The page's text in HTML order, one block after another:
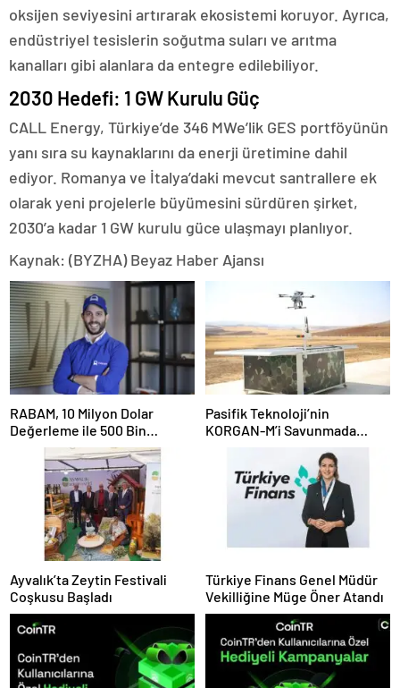
oksijen seviyesini artırarak ekosistemi koruyor. Ayrıca,
endüstriyel tesislerin soğutma suları ve arıtma
kanalları gibi alanlara da entegre edilebiliyor.
2030 Hedefi: 1 GW Kurulu Güç
CALL Energy, Türkiye’de 346 MWe’lik GES portföyünün
yanı sıra su kaynaklarını da enerji üretimine dahil
ediyor. Romanya ve İtalya’daki mevcut santrallere ek
olarak yeni projelerle büyümesini sürdüren şirket,
2030’a kadar 1 GW kurulu güce ulaşmayı planlıyor.
Kaynak: (BYZHA) Beyaz Haber Ajansı
RABAM, 10 Milyon Dolar
Değerleme ile 500 Bin
Dolarlık Yatırım Aldı
Pasifik Teknoloji’nin
KORGAN-M’i Savunmada
Otonom Dönemi Başlatıyor
Ayvalık’ta Zeytin Festivali
Coşkusu Başladı
Türkiye Finans Genel Müdür
Vekilliğine Müge Öner Atandı